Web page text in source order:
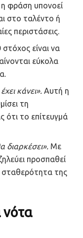
φράση υπονοεί
στο ταλέντο ή
περιστάσεις.
στόχος είναι να
εύκολα
κάνει». Αυτή η
τη
ότι το επίτευγμά
διαρκέσει». Με
προσπαθεί
σταθερότητα της
νότα